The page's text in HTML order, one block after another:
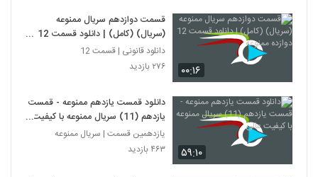
۰۰:۱۶
قسمت دوازدهم سریال ممنوعه
(سریال) (کامل) | دانلود قسمت 12
دوازده ممنوعه
دانلود قانونی | قسمت 12
۲۷۶ بازدید
۵۹:۱۰
دانلود قمست یازدهم ممنوعه - قمست
یازدهم (11) سریال ممنوعه با کیفیت
عالی
یازدهمین قسمت | سریال ممنوعه
۴۶۳ بازدید